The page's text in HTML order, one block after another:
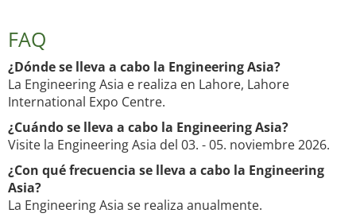
FAQ
¿Dónde se lleva a cabo la Engineering Asia?
La Engineering Asia e realiza en Lahore, Lahore
International Expo Centre.
¿Cuándo se lleva a cabo la Engineering Asia?
Visite la Engineering Asia del 03. - 05. noviembre 2026.
¿Con qué frecuencia se lleva a cabo la Engineering
Asia?
La Engineering Asia se realiza anualmente.